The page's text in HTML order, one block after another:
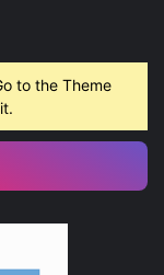
to the Theme